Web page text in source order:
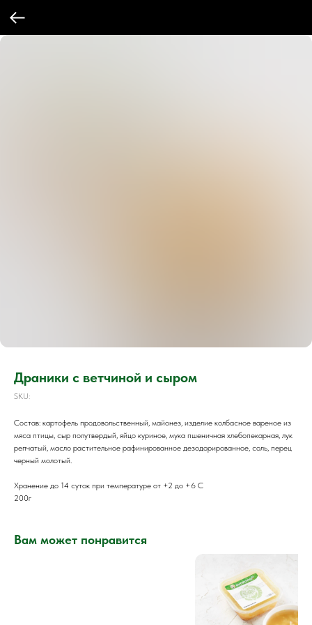
Драники с ветчиной и сыром
SKU:
Состав: картофель продовольственный, майонез, изделие колбасное вареное из
мяса птицы, сыр полутвердый, яйцо куриное, мука пшеничная хлебопекарная, лук
репчатый, масло растительное рафинированное дезодорированное, соль, перец
черный молотый.
Хранение до 14 суток при температуре от +2 до +6 С
200г
Вам может понравится